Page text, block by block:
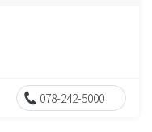
078-242-5000